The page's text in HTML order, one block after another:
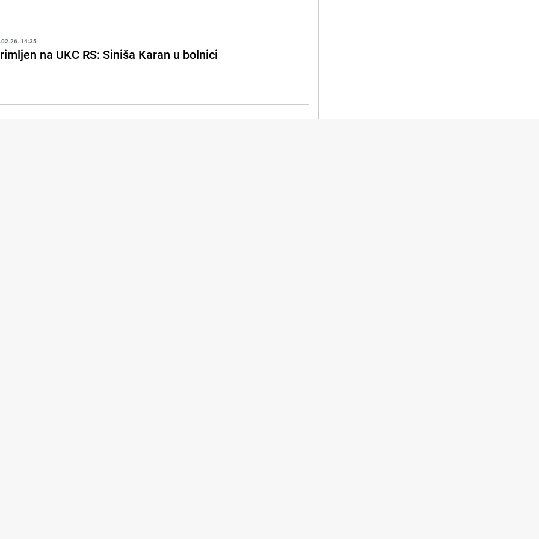
14:35
na UKC RS: Siniša Karan u bolnici